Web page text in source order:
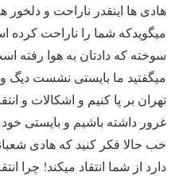
هادی ها اینقدر ناراحت و
میگویدکه شما را ناراحت کرده
سوخته که دادتان به هوا رفته
میگفتید ما بایستی نشست دیگ
تهران بر پا کنیم و اشکالات و
غرور داشته باشیم و بایستی
خب حالا فکر کنید که هادی
دارد از شما انتقاد میکند! چرا